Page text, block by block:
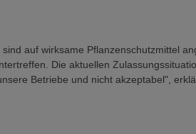
auf wirksame Pflanzenschutzmittel
Die aktuellen
Betriebe und nicht akzeptabel",